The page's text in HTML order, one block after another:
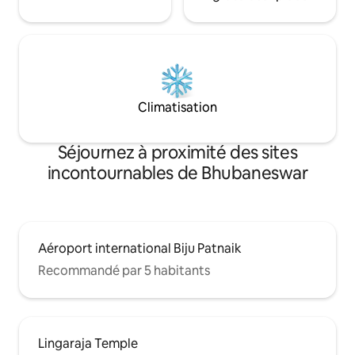
Climatisation
Séjournez à proximité des sites
incontournables de Bhubaneswar
Aéroport international Biju Patnaik
Recommandé par 5 habitants
Lingaraja Temple